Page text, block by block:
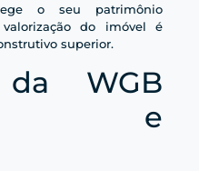
o seu patrimônio
do imóvel é
superior.
WGB
e